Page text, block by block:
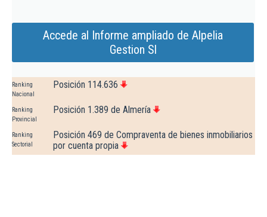
Accede al Informe ampliado de Alpelia
Gestion Sl
Ranking
Nacional
Posición 114.636
Ranking
Provincial
Posición 1.389 de Almería
Ranking
Sectorial
Posición 469 de Compraventa de bienes inmobiliarios
por cuenta propia